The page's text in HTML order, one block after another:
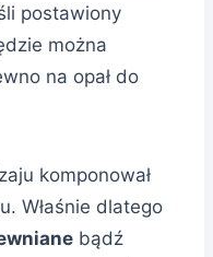
postawiony
można
na opał do
komponował
Właśnie dlatego
bądź